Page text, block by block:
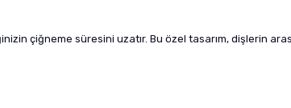
çiğneme süresini uzatır. Bu özel tasarım, dişlerin